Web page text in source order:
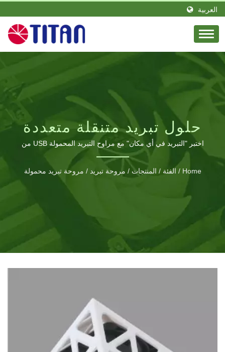
العربية
حلول تبريد متنقلة متعددة
الاستخدامات لكل جهاز اختبر "التبريد في أي مكان" مع مراوح التبريد المحمولة USB من
TITAN للهواتف والأجهزة اللوحية وأجهزة الألعاب والأنشطة
الخارجية
Home
/ الفئة / المنتجات / مروحة تبريد / مروحة تبريد محمولة